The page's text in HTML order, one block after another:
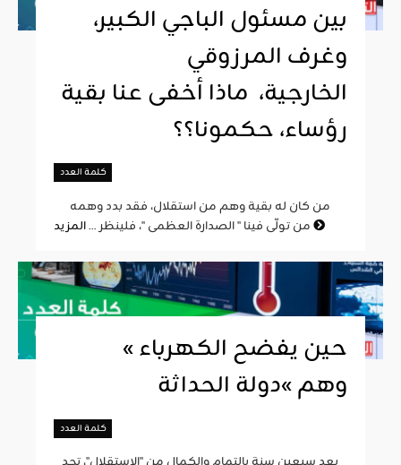
بين مسئول الباجي الكبير،
وغرف المرزوقي
الخارجية، ماذا أخفى عنا بقية
رؤساء، حكمونا؟؟
كلمة العدد
من تولّى فينا " الصدارة العظمى "، فلينظر ...
« حين يفضح الكهرباء
وهم »دولة الحداثة
كلمة العدد